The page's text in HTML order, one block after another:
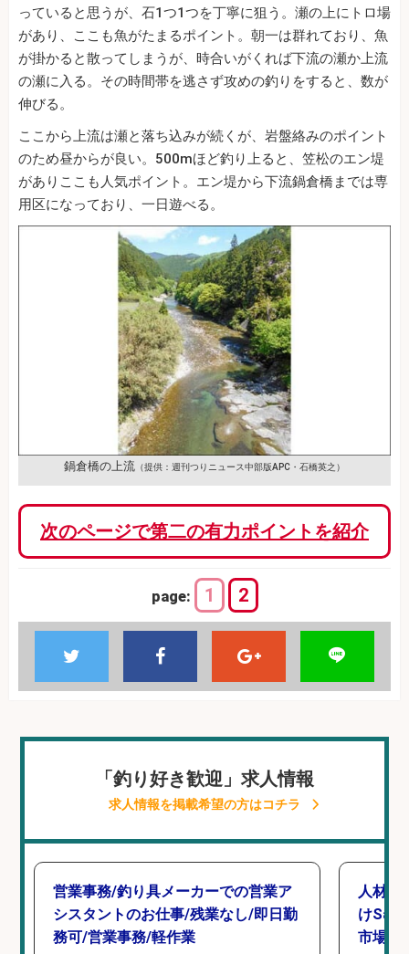
っていると思うが、石1つ1つを丁寧に狙う。瀬の上にトロ場
があり、ここも魚がたまるポイント。朝一は群れており、魚
が掛かると散ってしまうが、時合いがくれば下流の瀬か上流
の瀬に入る。その時間帯を逃さず攻めの釣りをすると、数が
伸びる。
ここから上流は瀬と落ち込みが続くが、岩盤絡みのポイント
のため昼からが良い。500mほど釣り上ると、笠松のエン堤
がありここも人気ポイント。エン堤から下流鍋倉橋までは専
用区になっており、一日遊べる。
鍋倉橋の上流 （提供：週刊つりニュース中部版APC・石橋英之）
次のページで第二の有力ポイントを紹介
page: 1 2
「釣り好き歓迎」求人情報
求人情報を掲載希望の方はコチラ
営業事務/釣り具メーカーでの営業ア
シスタントのお仕事/残業なし/即日勤
務可/営業事務/軽作業
人材紹
け
市場上